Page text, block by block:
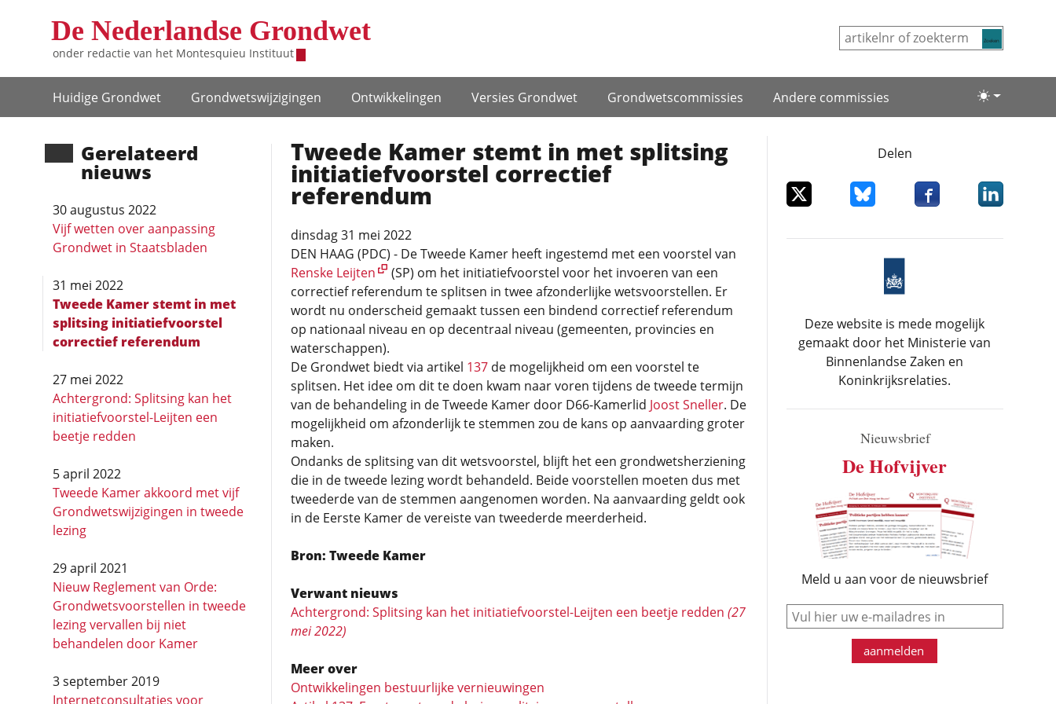
De Nederlandse Grondwet
onder redactie van het Montesquieu Instituut
Lichte/
Hoofdnavigatie
Huidige Grondwet Grondwets­wijzigingen Ontwikke­lingen Versies Grondwet Grondwets­commissies Andere commissies
Gerela­teerd
nieuws
30 augustus 2022
Vijf wetten over aanpassing
Grondwet in Staatsbladen
31 mei 2022
Tweede Kamer stemt in met
splitsing initiatiefvoorstel
correctief referendum
27 mei 2022
Achtergrond: Splitsing kan het
initiatief­voorstel-Leijten een
beetje redden
5 april 2022
Tweede Kamer akkoord met vijf
Grondwetswijzigingen in tweede
lezing
29 april 2021
Nieuw Reglement van Orde:
Grondwetsvoorstellen in tweede
lezing vervallen bij niet
behandelen door Kamer
3 september 2019
Internetconsultaties voor
Tweede Kamer stemt in met splitsing
initiatiefvoorstel correctief
referendum
dinsdag 31 mei 2022
DEN HAAG (PDC) - De Tweede Kamer heeft ingestemd met een voorstel van
Renske Leijten
(SP) om het initiatiefvoorstel voor het invoeren van een
correctief referendum te splitsen in twee afzonderlijke wetsvoorstellen. Er
wordt nu onderscheid gemaakt tussen een bindend correctief referendum
op nationaal niveau en op decentraal niveau (gemeenten, provincies en
waterschappen).
De Grondwet biedt via artikel 137de mogelijkheid om een voorstel te
splitsen. Het idee om dit te doen kwam naar voren tijdens de tweede termijn
van de behandeling in de Tweede Kamer door D66-Kamerlid Joost Sneller. De
mogelijkheid om afzonderlijk te stemmen zou de kans op aanvaarding groter
maken.
Ondanks de splitsing van dit wetsvoorstel, blijft het een grondwetsherziening
die in de tweede lezing wordt behandeld. Beide voorstellen moeten dus met
tweederde van de stemmen aangenomen worden. Na aanvaarding geldt ook
in de Eerste Kamer de vereiste van tweederde meerderheid.
Bron: Tweede Kamer
Verwant nieuws
Achtergrond: Splitsing kan het initiatief­voorstel-Leijten een beetje redden (27
mei 2022)
Meer over
Ontwikkelingen bestuurlijke vernieuwingen
Delen
Deel dit item op XDeel dit item op Bluesky
Deel dit item op
Deel dit
Deze website is mede mogelijk
gemaakt door het Ministerie van
Binnenlandse Zaken en
Koninkrijksrelaties.
Nieuwsbrief
De Hofvijver
Meld u aan voor de nieuwsbrief
e-mail
aanmelden